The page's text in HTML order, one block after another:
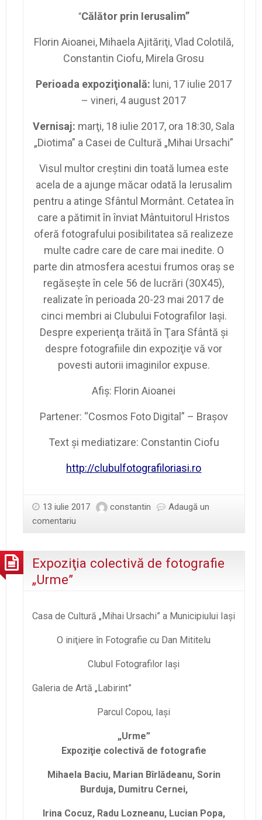
“Călător prin Ierusalim”
Florin Aioanei, Mihaela Ajităriţi, Vlad Colotilă,
Constantin Ciofu, Mirela Grosu
Perioada expoziţională: luni, 17 iulie 2017
– vineri, 4 august 2017
Vernisaj: marţi, 18 iulie 2017, ora 18:30, Sala
„Diotima” a Casei de Cultură „Mihai Ursachi”
Visul multor creştini din toată lumea este
acela de a ajunge măcar odată la Ierusalim
pentru a atinge Sfântul Mormânt. Cetatea în
care a pătimit în înviat Mântuitorul Hristos
oferă fotografului posibilitatea să realizeze
multe cadre care de care mai inedite. O
parte din atmosfera acestui frumos oraş se
regăseşte în cele 56 de lucrări (30X45),
realizate în perioada 20-23 mai 2017 de
cinci membri ai Clubului Fotografilor Iaşi.
Despre experienţa trăită în Ţara Sfântă şi
despre fotografiile din expoziţie vă vor
povesti autorii imaginilor expuse.
Afiș: Florin Aioanei
Partener: “Cosmos Foto Digital” – Braşov
Text şi mediatizare: Constantin Ciofu
http://clubulfotografiloriasi.ro
13 iulie 2017 constantin
Adaugă un
comentariu
Expoziţia colectivă de fotografie
„Urme”
Casa de Cultură „Mihai Ursachi” a Municipiului Iaşi
O iniţiere în Fotografie cu Dan Mititelu
Clubul Fotografilor Iaşi
Galeria de Artă „Labirint”
Parcul Copou, Iaşi
„Urme”
Expoziţie colectivă de fotografie
Mihaela Baciu, Marian Bîrlădeanu, Sorin
Burduja, Dumitru Cernei,
Irina Cocuz, Radu Lozneanu, Lucian Popa,